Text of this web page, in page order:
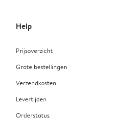
Help
Prijsoverzicht
Grote bestellingen
Verzendkosten
Levertijden
Orderstatus